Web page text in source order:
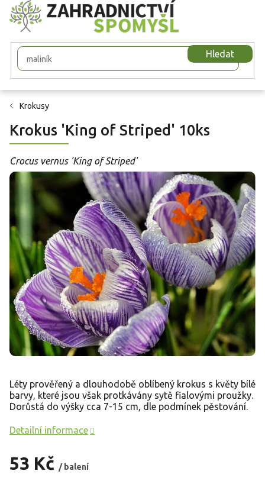
Přejít
na
obsah
Hledat
Krokusy
Krokus 'King of Striped' 10ks
Crocus vernus 'King of Striped'
53 Kč / balení
Léty prověřený a dlouhodobě oblíbený krokus s květy bílé
barvy, které jsou však protkávány sytě fialovými proužky.
Dorůstá do výšky cca 7-15 cm, dle podmínek pěstování.
Detailní informace